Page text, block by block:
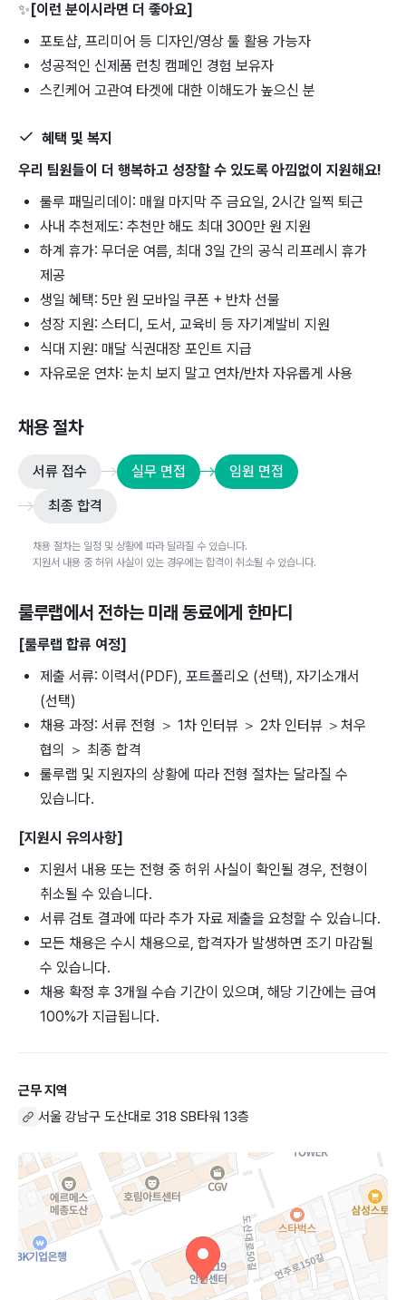
✨[이런 분이시라면 더 좋아요]
포토샵, 프리미어 등 디자인/영상 툴 활용 가능자
성공적인 신제품 런칭 캠페인 경험 보유자
스킨케어 고관여 타겟에 대한 이해도가 높으신 분
혜택 및 복지
우리 팀원들이 더 행복하고 성장할 수 있도록 아낌없이 지원해요!
룰루 패밀리데이: 매월 마지막 주 금요일, 2시간 일찍 퇴근
사내 추천제도: 추천만 해도 최대 300만 원 지원
하계 휴가: 무더운 여름, 최대 3일 간의 공식 리프레시 휴가
제공
생일 혜택: 5만 원 모바일 쿠폰 + 반차 선물
성장 지원: 스터디, 도서, 교육비 등 자기계발비 지원
식대 지원: 매달 식권대장 포인트 지급
자유로운 연차: 눈치 보지 말고 연차/반차 자유롭게 사용
채용 절차
서류 접수 실무 면접
임원 면접
최종 합격
채용 절차는 일정 및 상황에 따라 달라질 수 있습니다.
지원서 내용 중 허위 사실이 있는 경우에는 합격이 취소될 수 있습니다.
룰루랩에서 전하는 미래 동료에게 한마디
[룰루랩 합류 여정]
제출 서류: 이력서(PDF), 포트폴리오 (선택), 자기소개서
(선택)
채용 과정: 서류 전형 ＞ 1차 인터뷰 ＞ 2차 인터뷰 ＞처우
협의 ＞ 최종 합격
룰루랩 및 지원자의 상황에 따라 전형 절차는 달라질 수
있습니다.
[지원시 유의사항]
지원서 내용 또는 전형 중 허위 사실이 확인될 경우, 전형이
취소될 수 있습니다.
서류 검토 결과에 따라 추가 자료 제출을 요청할 수 있습니다.
모든 채용은 수시 채용으로, 합격자가 발생하면 조기 마감될
수 있습니다.
채용 확정 후 3개월 수습 기간이 있으며, 해당 기간에는 급여
100%가 지급됩니다.
근무 지역
서울 강남구 도산대로 318 SB타워 13층